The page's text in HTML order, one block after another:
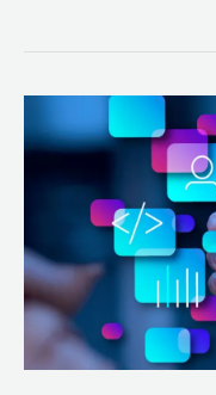
migrar
de
a
AWS?